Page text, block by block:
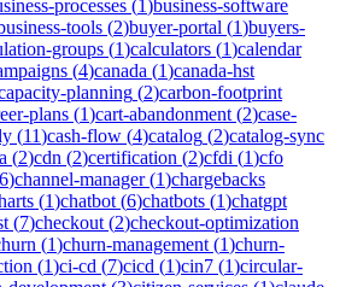
processes (1)business-software
tools (2)buyer-portal (1)buyers-
groups (1)calculators (1)calendar
(4)canada (1)canada-hst
planning (2)carbon-footprint
plans (1)cart-abandonment (2)case-
(11)cash-flow (4)catalog (2)catalog-sync
(2)cdn (2)certification (2)cfdi (1)cfo
6)channel-manager(1)chargebacks
(1)chatbot (6)chatbots (1)chatgpt
(7)checkout (2)checkout-optimization
(1)churn-management (1)churn-
(1)ci-cd (7)cicd (1)cin7 (1)circular-